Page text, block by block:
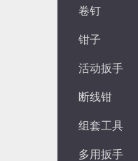
卷钉
钳子
活动扳手
断线钳
组套工具
多用扳手